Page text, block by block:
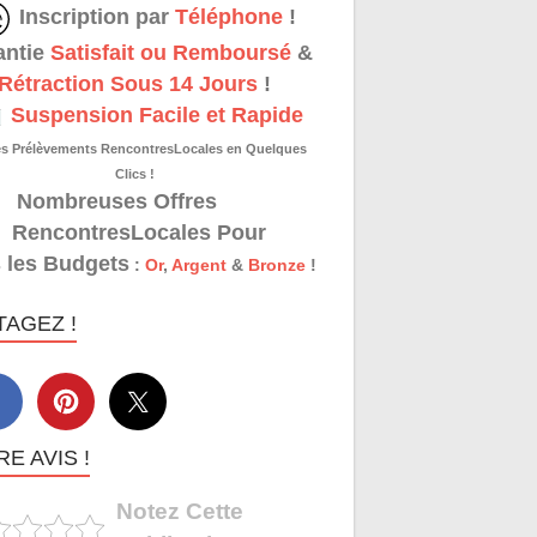
Inscription par Téléphone!
Satisfait ou Remboursé&
Sous 14 Jours !
Suspension Facile et Rapide
Prélèvements RencontresLocales en Quelques
Clics !
Nombreuses Offres
RencontresLocales Pour
les Budgets :Or,Argent & Bronze !
!
AVIS !
Notez Cette